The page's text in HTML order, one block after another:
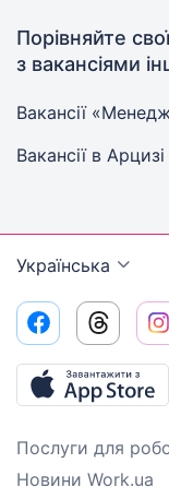
Порівняйте
з вакансіями
Вакансії
Вакансії в Арцизі
Українська
Послуги для
Новини Work.ua